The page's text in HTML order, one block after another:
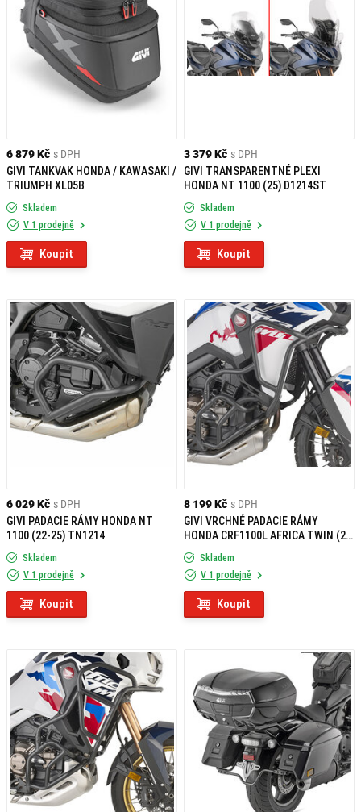
6 879 Kč s DPH
GIVI TANKVAK HONDA / KAWASAKI /
TRIUMPH XL05B
Skladem
V 1 prodejně
Koupit
3 379 Kč s DPH
GIVI TRANSPARENTNÉ PLEXI
HONDA NT 1100 (25) D1214ST
Skladem
V 1 prodejně
Koupit
6 029 Kč s DPH
GIVI PADACIE RÁMY HONDA NT
1100 (22-25) TN1214
Skladem
V 1 prodejně
Koupit
8 199 Kč s DPH
GIVI VRCHNÉ PADACIE RÁMY
HONDA CRF1100L AFRICA TWIN (24)
TNH1209
Skladem
V 1 prodejně
Koupit